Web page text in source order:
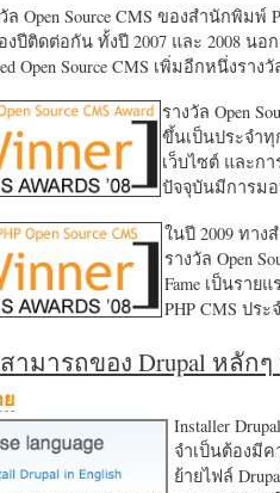
Open Source CMS ของสำนักพิมพ์
งปีติดต่อกัน ทั้งปี 2007 และ 2008 นอ
Open Source CMS เพิ่มอีกหนึ่งราง
รางวัล Open
ขึ้นเป็นประจำ
เว็บไซต์ และก
ปัจจุบันมีการม
ในปี 2009 ทาง
รางวัล Open
Fame เป็นราย
PHP CMS ปร
ามารถของ Drupal หลัก
Installer
จำเป็นต้องมี
ย้ายไฟล์